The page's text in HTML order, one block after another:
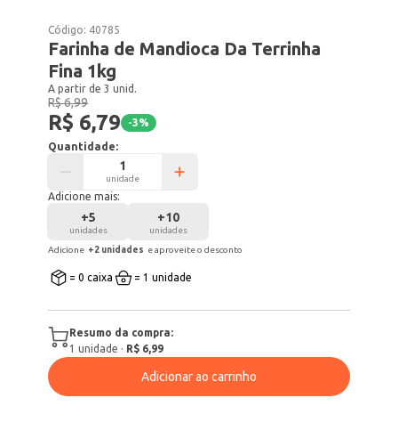
Código: 40785
Farinha de Mandioca Da Terrinha
Fina 1kg
A partir de 3 unid.
R$ 6,99
R$ 6,79 -3%
Quantidade:
unidade
Adicione mais:
+5
unidades
+10
unidades
Adicione +2 unidades e aproveite o desconto
= 0 caixa = 1 unidade
Resumo da compra:
1 unidade · R$ 6,99
Adicionar ao carrinho